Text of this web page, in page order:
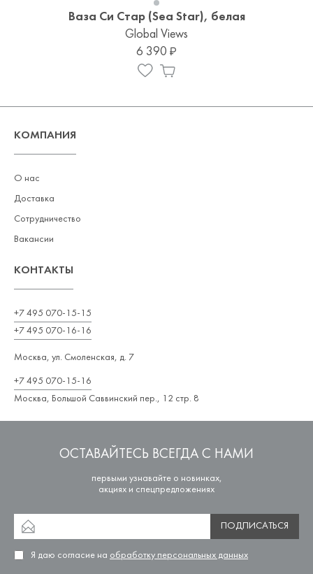
Ваза Си Стар (Sea Star), белая
Global Views
6 390
КОМПАНИЯ
О нас
Доставка
Сотрудничество
Вакансии
КОНТАКТЫ
+7 495 070-15-15
+7 495 070-16-16
Москва, ул. Смоленская, д. 7
+7 495 070-15-16
Москва, Большой Саввинский пер., 12 стр. 8
ОСТАВАЙТЕСЬ ВСЕГДА С НАМИ
первыми узнавайте о новинках,
акциях и спецпредложениях
ПОДПИСАТЬСЯ
Я даю согласие на обработку персональных данных